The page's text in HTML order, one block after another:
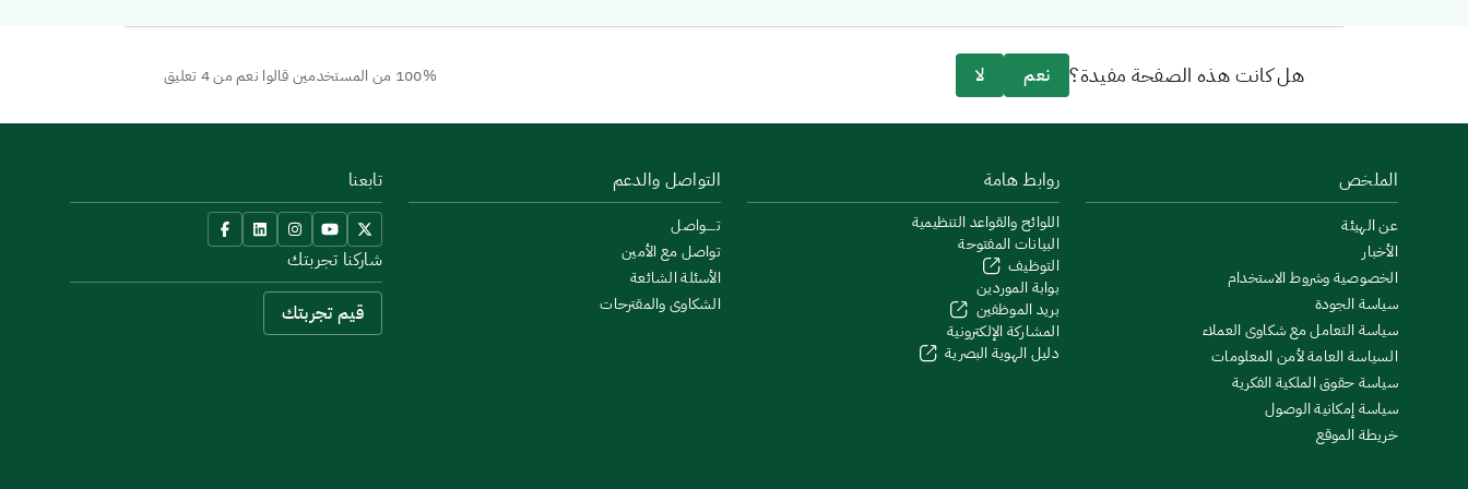
هل كانت هذه الصفحة مفيدة؟ نعم لا 100% من المستخدمين قالوا نعم من 4 تعليق
الملخص
عن الهيئة
الأخبار
الخصوصية وشروط الاستخدام
سياسة الجودة
سياسة التعامل مع شكاوى العملاء
السياسة العامة لأمن المعلومات
سياسة حقوق الملكية الفكرية
سياسة إمكانية الوصول
خريطة الموقع
روابط هامة
اللوائح والقواعد التنظيمية
البيانات المفتوحة
التوظيف
بوابة الموردين
بريد الموظفين
المشاركة الإلكترونية
دليل الهوية البصرية
التواصل والدعم
تــــواصل
تواصل مع الأمين
الأسئلة الشائعة
الشكاوى والمقترحات
تابعنا
شاركنا تجربتك
قيم تجربتك